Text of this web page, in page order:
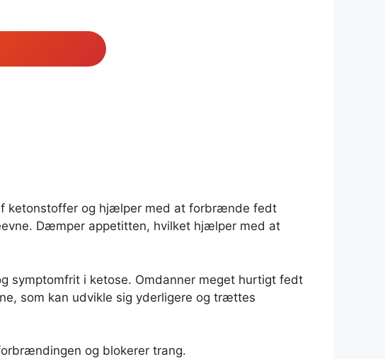
ketonstoffer og hjælper med at forbrænde fedt
Dæmper appetitten, hvilket hjælper med at
symptomfrit i ketose. Omdanner meget hurtigt fedt
som kan udvikle sig yderligere og trættes
og blokerer trang.